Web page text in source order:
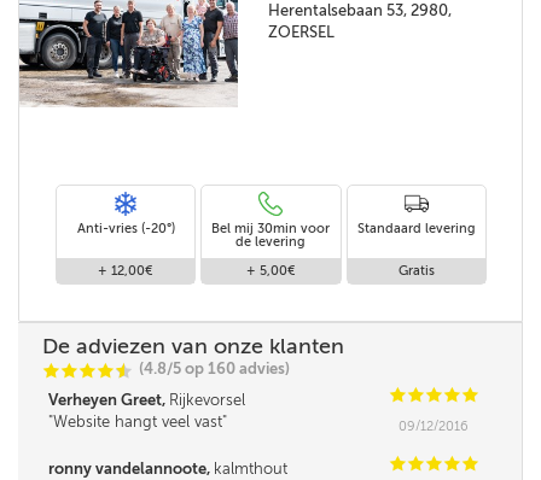
Herentalsebaan 53, 2980,
ZOERSEL
Anti-vries (-20°)
+ 12,00€
Bel mij 30min voor
de levering
+ 5,00€
Standaard levering
Gratis
De adviezen van onze klanten
CCCCi
@ (4.8/5 op 160 advies)
Verheyen Greet, Rijkevorsel CCCCC
Website hangt veel vast
09/12/2016
ronny vandelannoote, kalmthout CCCCC